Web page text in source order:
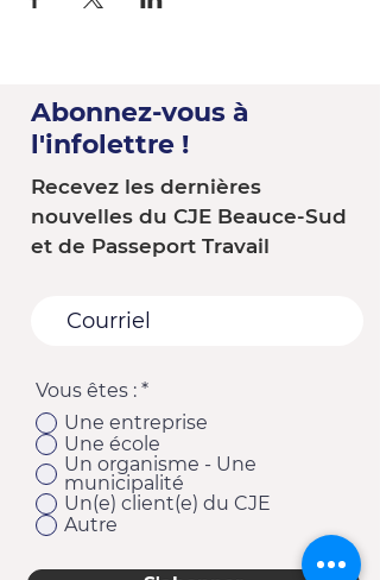
Abonnez-vous à
l'infolettre !
Recevez les dernières
nouvelles du CJE Beauce-Sud
et de Passeport Travail
Vous êtes : *
Une entreprise
Une école
Un organisme - Une
municipalité
Un(e) client(e) du CJE
Autre